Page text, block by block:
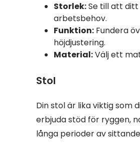
Storlek:Se till att
arbetsbehov.
Funktion: Fundera
höjdjustering.
Material:Välj ett
Stol
Din stol är lika viktig som
erbjuda stöd för ryggen,
långa perioder av